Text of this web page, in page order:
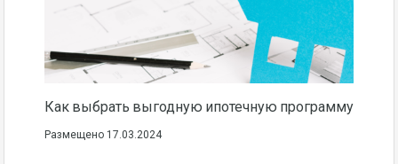
Как выбрать выгодную ипотечную программу
Размещено 17.03.2024